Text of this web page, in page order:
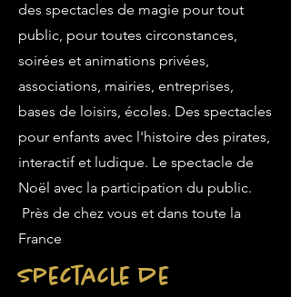
des spectacles de magie pour tout
public, pour toutes circonstances,
soirées et animations privées,
associations, mairies, entreprises,
bases de loisirs, écoles. Des spectacles
pour enfants avec l'histoire des pirates,
interactif et ludique. Le spectacle de
Noël avec la participation du public.
Près de chez vous et dans toute la
France
Spectacle de